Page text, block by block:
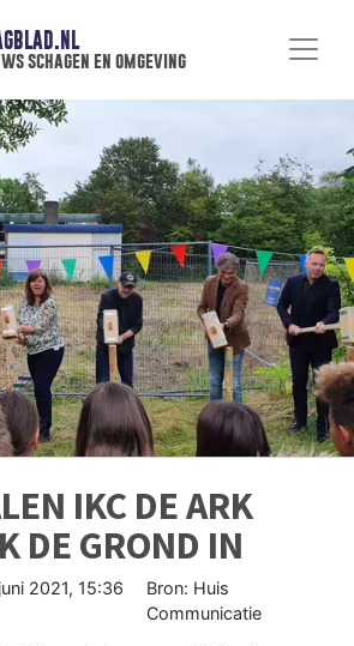
schagen en omgeving
IKC DE ARK
DE GROND IN
2021, 15:36
Bron: Huis
Communicatie